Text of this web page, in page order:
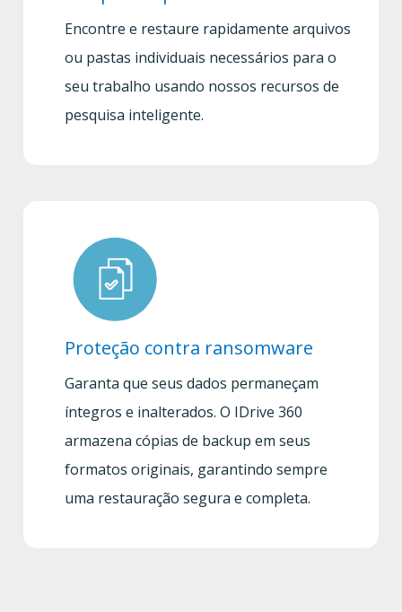
Encontre e restaure rapidamente arquivos
ou pastas individuais necessários para o
seu trabalho usando nossos recursos de
pesquisa inteligente.
Proteção contra ransomware
Garanta que seus dados permaneçam
íntegros e inalterados. O IDrive 360
armazena cópias de backup em seus
formatos originais, garantindo sempre
uma restauração segura e completa.